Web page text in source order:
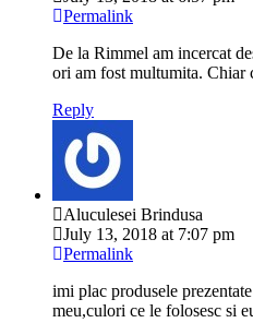
Permalink
De la Rimmel am incercat
ori am fost multumita. Chiar
Reply
Aluculesei Brindusa
July 13, 2018 at 7:07 pm
Permalink
imi plac produsele
meu,culori ce le folosesc si